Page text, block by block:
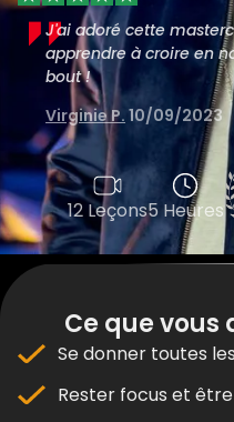
12 Leçons5 Heures
J'ai adoré cette
apprendre à croire en
bout !
Virginie P. 10/09/2023
Ce que
Se donner toutes
Rester focus et